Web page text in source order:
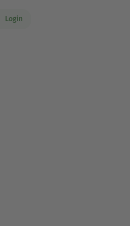
Login